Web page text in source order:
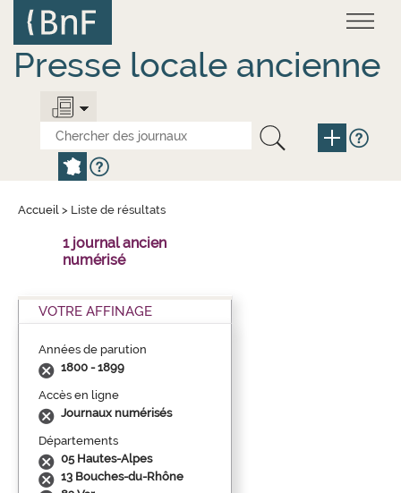
contenu
principal
Presse locale ancienne
Accueil > Liste de résultats
1 journal ancien
numérisé
VOTRE AFFINAGE
Années de parution
1800 - 1899
Accès en ligne
Journaux numérisés
Départements
05 Hautes-Alpes
13 Bouches-du-Rhône
Panneau de gestion des cookies